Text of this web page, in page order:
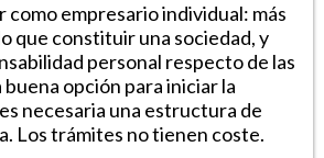
como empresario individual: más
que constituir una sociedad, y
personal respecto de las
buena opción para iniciar la
necesaria una estructura de
Los trámites no tienen coste.